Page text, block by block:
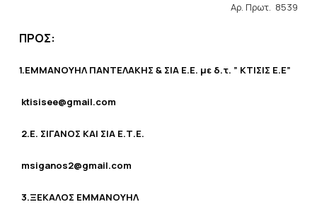
Αρ. Πρωτ. 8539
ΠΡΟΣ:
1.ΕΜΜΑΝΟΥΗΛ ΠΑΝΤΕΛΑΚΗΣ & ΣΙΑ Ε.Ε. με δ.τ. ” ΚΤΙΣΙΣ Ε.Ε”
ktisisee@gmail.com
2.Ε. ΣΙΓΑΝΟΣ ΚΑΙ ΣΙΑ Ε.Τ.Ε.
msiganos2@gmail.com
3.ΞΕΚΑΛΟΣ ΕΜΜΑΝΟΥΗΛ